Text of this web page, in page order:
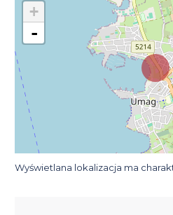
+
-
Wyświetlana lokalizacja ma